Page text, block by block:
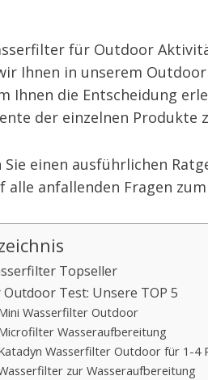
für Outdoor
Ihnen in unserem
Ihnen die Entscheidung
der einzelnen Produkte
Sie einen ausführlichen
alle anfallenden Fragen
Topseller
Test: Unsere TOP 5
Wasserfilter Outdoor
Wasseraufbereitung
Wasserfilter Outdoor für 1-4
zur Wasseraufbereitung